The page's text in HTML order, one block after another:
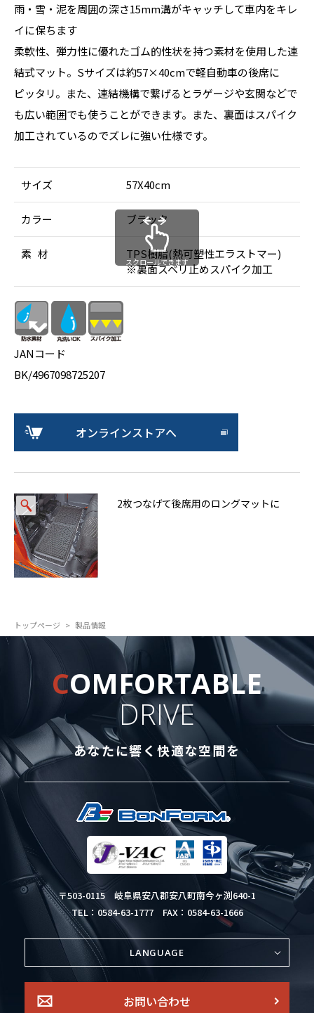
雨・雪・泥を周囲の深さ15mm溝がキャッチして車内をキレ
イに保ちます
柔軟性、弾力性に優れたゴム的性状を持つ素材を使用した連
結式マット。Sサイズは約57×40cmで軽自動車の後席に
ピッタリ。また、連結機構で繋げるとラゲージや玄関などで
も広い範囲でも使うことができます。また、裏面はスパイク
加工されているのでズレに強い仕様です。
サイズ 57X40cm
カラー ブラック
素 材
TPS樹脂(熱可塑性エラストマー)
※裏面スベリ止めスパイク加工
スクロールできます
JANコード
BK/4967098725207
オンラインストアへ
2枚つなげて後席用のロングマットに
トップページ 製品情報
COMFORTABLE
DRIVE
あなたに響く快適な空間を
〒503-0115 岐阜県安八郡安八町南今ヶ渕640-1
TEL：0584-63-1777 FAX：0584-63-1666
LANGUAGE
お問い合わせ